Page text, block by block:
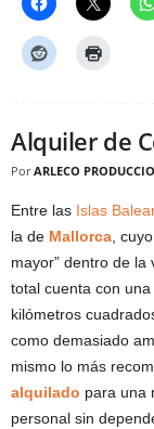
Alquiler de
Por ARLECO
Entre las Islas
la de Mallorca ,
mayor” dentro de
total cuenta con
kilómetros
como demasiado
mismo lo más
alquilado para una
personal sin